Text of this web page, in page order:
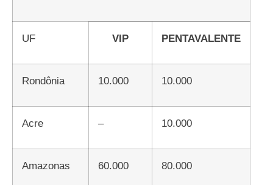
UF VIP PENTAVALENTE
Rondônia 10.000 10.000
Acre – 10.000
Amazonas 60.000 80.000